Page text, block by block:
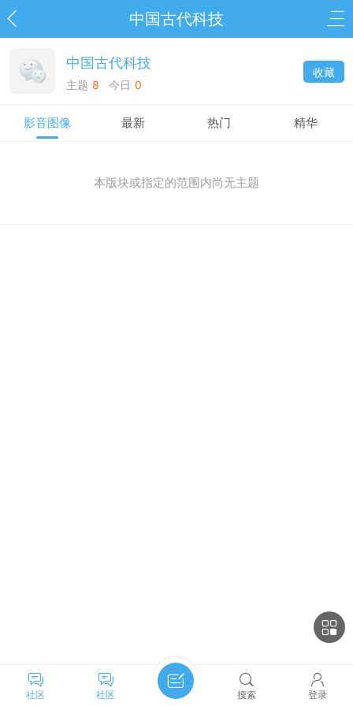
中国古代科技
中国古代科技
主题 8 今日 0
收藏
影音图像 最新 热门 精华
本版块或指定的范围内尚无主题
社区 社区 搜索 登录